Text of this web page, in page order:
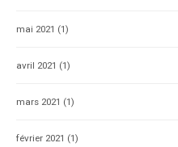
mai 2021 (1)
avril 2021 (1)
mars 2021 (1)
février 2021 (1)